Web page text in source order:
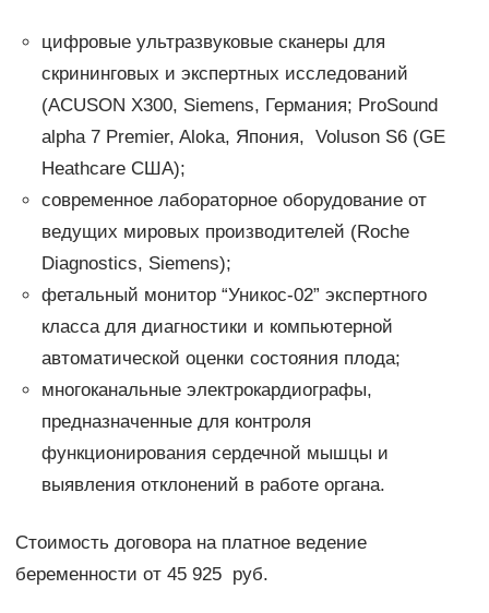
цифровые ультразвуковые сканеры для
скрининговых и экспертных исследований
(ACUSON X300, Siemens, Германия; ProSound
alpha 7 Premier, Aloka, Япония, Voluson S6 (GE
Heathcare США);
современное лабораторное оборудование от
ведущих мировых производителей (Roche
Diagnostics, Siemens);
фетальный монитор “Уникос-02” экспертного
класса для диагностики и компьютерной
автоматической оценки состояния плода;
многоканальные электрокардиографы,
предназначенные для контроля
функционирования сердечной мышцы и
выявления отклонений в работе органа.
Стоимость договора на платное ведение
беременности от 45 925 руб.